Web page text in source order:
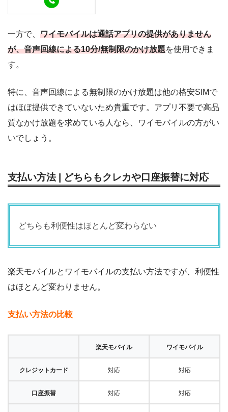
一方で、 ワイモバイルは通話アプリの提供がありません
が、音声回線による10分/無制限のかけ放題を使用できま
す。
特に、音声回線による無制限のかけ放題は他の格安SIMで
はほぼ提供できていないため貴重です。アプリ不要で高品
質なかけ放題を求めている人なら、ワイモバイルの方がい
いでしょう。
支払い方法 | どちらもクレカや口座振替に対応
どちらも利便性はほとんど変わらない
楽天モバイルとワイモバイルの支払い方法ですが、利便性
はほとんど変わりません。
支払い方法の比較
楽天モバイル ワイモバイル
クレジットカード 対応 対応
口座振替 対応 対応